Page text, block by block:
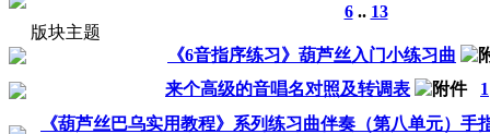
6.. 13
版块主题
《6音指序练习》葫芦丝入门小练习曲
来个高级的音唱名对照及转调表
1
《葫芦丝巴乌实用教程》系列练习曲伴奏（第八单元）手